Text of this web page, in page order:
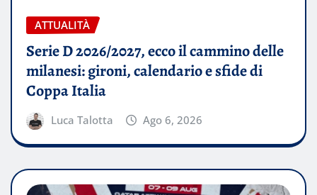
ATTUALITÀ
Serie D 2026/2027, ecco il cammino delle
milanesi: gironi, calendario e sfide di
Coppa Italia
Luca Talotta Ago 6, 2026